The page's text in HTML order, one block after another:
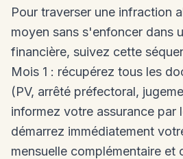
Pour traverser une infraction
moyen sans s'enfoncer dans
financière, suivez cette
Mois 1 : récupérez tous les
(PV, arrêté préfectoral,
informez votre assurance par
démarrez immédiatement
mensuelle complémentaire et